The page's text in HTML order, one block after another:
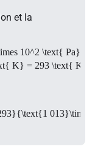
et la
10^2 \text{ Pa}
K} = 293 \text{ K}